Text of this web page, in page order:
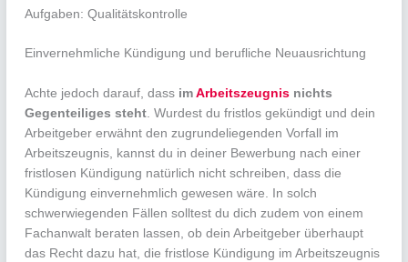
Aufgaben: Qualitätskontrolle
Einvernehmliche Kündigung und berufliche Neuausrichtung
Achte jedoch darauf, dass imArbeitszeugnis nichts
Gegenteiliges steht. Wurdest du fristlos gekündigt und dein
Arbeitgeber erwähnt den zugrundeliegenden Vorfall im
Arbeitszeugnis, kannst du in deiner Bewerbung nach einer
fristlosen Kündigung natürlich nicht schreiben, dass die
Kündigung einvernehmlich gewesen wäre. In solch
schwerwiegenden Fällen solltest du dich zudem von einem
Fachanwalt beraten lassen, ob dein Arbeitgeber überhaupt
das Recht dazu hat, die fristlose Kündigung im Arbeitszeugnis